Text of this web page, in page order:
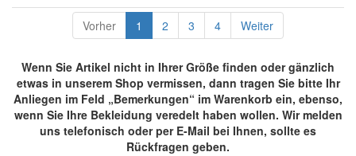
Vorher 1 2 3 4 Weiter
Wenn Sie Artikel nicht in Ihrer Größe finden oder gänzlich
etwas in unserem Shop vermissen, dann tragen Sie bitte Ihr
Anliegen im Feld „Bemerkungen“ im Warenkorb ein, ebenso,
wenn Sie Ihre Bekleidung veredelt haben wollen. Wir melden
uns telefonisch oder per E-Mail bei Ihnen, sollte es
Rückfragen geben.